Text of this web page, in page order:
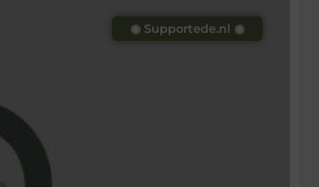
◉ Supportede.nl ◉